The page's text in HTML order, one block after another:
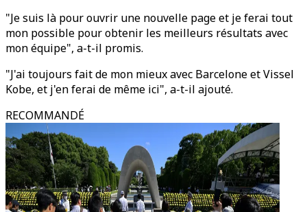
"Je suis là pour ouvrir une nouvelle page et je ferai tout
mon possible pour obtenir les meilleurs résultats avec
mon équipe", a-t-il promis.
"J'ai toujours fait de mon mieux avec Barcelone et Vissel
Kobe, et j'en ferai de même ici", a-t-il ajouté.
RECOMMANDÉ